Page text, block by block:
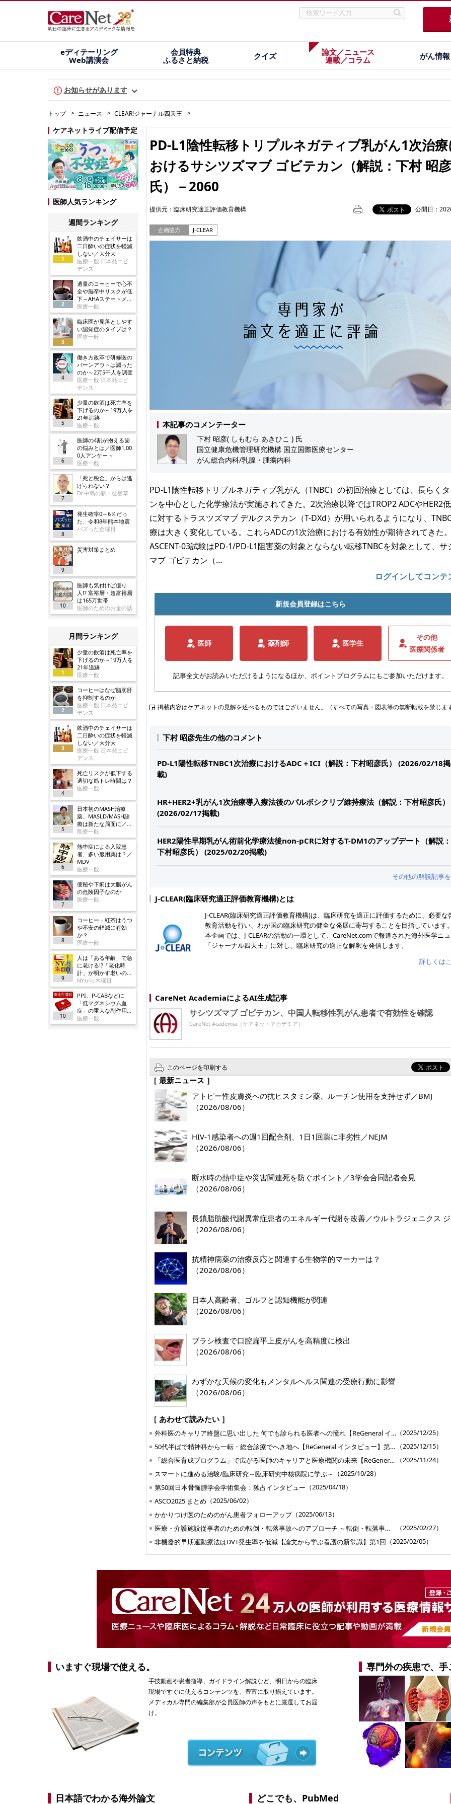
eディテーリング
Web講演会
会員特典
ふるさと納税
クイズ
論文／ニュース
連載／コラム
がん情報
お知らせがあります
トップ ニュース CLEAR!ジャーナル四天王
ケアネットライブ配信予定
医師人気ランキング
週間ランキング
1
飲酒中のチェイサーは
二日酔いの症状を軽減
しない／大分大
医療一般 日本発エビ
デンス
2
適量のコーヒーで心不
全や脳卒中リスクが低
下～AHAステートメン
ト
医療一般
3
臨床医が見落としやす
い認知症のタイプは？
医療一般
4
働き方改革で研修医の
バーンアウトは減った
のか～2万5千人を調査
医療一般 日本発エビ
デンス
5
少量の飲酒は死亡率を
下げるのか～19万人を
21年追跡
医療一般
6
医師の4割が抱える歯
の悩みとは／医師1,00
0人アンケート
医療一般
7
「死と税金」からは逃
げられない？
Dr.中島の新・徒然草
8
発生確率0～6％だっ
た、令和8年熊本地震
バズった金曜日
9
災害対策まとめ
10
医師も気付けば億り
人!? 富裕層・超富裕層
は165万世帯
医師のためのお金の話
月間ランキング
1
少量の飲酒は死亡率を
下げるのか～19万人を
21年追跡
医療一般
2
コーヒーはなぜ脂肪肝
を抑制するのか
医療一般 日本発エビ
デンス
3
飲酒中のチェイサーは
二日酔いの症状を軽減
しない／大分大
医療一般 日本発エビ
デンス
4
死亡リスクが低下する
適切な筋トレ時間は？
医療一般
5
日本初のMASH治療
薬、MASLD/MASH診
療は新たな局面に／ノ
ボ
医療一般
6
熱中症による入院患
者、多い服用薬は？／
MDV
医療一般
7
便秘や下痢は大腸がん
の危険因子なのか
医療一般
8
コーヒー・紅茶はうつ
や不安の軽減に有効
か？
医療一般
9
人は「ある年齢」で急
に老ける!?「老化時
計」が明かす老いの正
体
NYから木曜日
10
PPI、P-CABなどに
「低マグネシウム血
症」の重大な副作用追
加／厚労省
医療一般
PD-L1陰性転移トリプルネガティブ乳がん1次治療
おけるサシツズマブ ゴビテカン（解説：下村 昭彦
氏）－2060
提供元： 臨床研究適正評価教育機構 公開日：
企画協力 J-CLEAR
本記事のコメンテーター
下村 昭彦( しもむら あきひこ ) 氏
国立健康危機管理研究機構 国立国際医療センター
がん総合内科/乳腺・腫瘍内科
PD-L1陰性転移トリプルネガティブ乳がん（TNBC）の初回治療としては、長らく
ンを中心とした化学療法が実施されてきた。2次治療以降ではTROP2 ADCやHER2
に対するトラスツズマブ デルクステカン（T-DXd）が用いられるようになり、
療は大きく変化している。これらADCの1次治療における有効性が期待されてきた。
ASCENT-03試験はPD-1/PD-L1阻害薬の対象とならない転移TNBCを対象として、サ
マブ ゴビテカン（…
ログインしてコンテ
新規会員登録はこちら
医師 薬剤師 医学生
その他
医療関係者
記事全文がお読みいただけるようになるほか、ポイントプログラムにもご参加いただけます。
掲載内容はケアネットの見解を述べるものではございません。（すべての写真・図表等の無断転載を禁じま
下村 昭彦先生の他のコメント
PD-L1陽性転移TNBC1次治療におけるADC＋ICI（解説：下村昭彦氏） (2026/02/18掲
載)
HR+HER2+乳がん1次治療導入療法後のパルボシクリブ維持療法（解説：下村昭彦氏）
(2026/02/17掲載)
HER2陽性早期乳がん術前化学療法後non-pCRに対するT-DM1のアップデート（解説：
下村昭彦氏） (2025/02/20掲載)
その他の解説記事
J-CLEAR(臨床研究適正評価教育機構)とは
J-CLEAR(臨床研究適正評価教育機構)は、臨床研究を適正に評価するために、必要な
教育活動を行い、わが国の臨床研究の健全な発展に寄与することを目指しています。
本企画では、J-CLEARの活動の一環として、CareNet.comで報道された海外医学ニ
「ジャーナル四天王」に対し、臨床研究の適正な解釈を発信します。
詳しくは
CareNet AcademiaによるAI生成記事
サシツズマブ ゴビテカン、中国人転移性乳がん患者で有効性を確認
CareNet Academia（ケアネットアカデミア）
このページを印刷する
［ 最新ニュース ］
アトピー性皮膚炎への抗ヒスタミン薬、ルーチン使用を支持せず／BMJ
（2026/08/06）
HIV-1感染者への週1回配合剤、1日1回薬に非劣性／NEJM
（2026/08/06）
断水時の熱中症や災害関連死を防ぐポイント／3学会合同記者会見
（2026/08/06）
（2026/08/06）
抗精神病薬の治療反応と関連する生物学的マーカーは？
（2026/08/06）
日本人高齢者、ゴルフと認知機能が関連
（2026/08/06）
ブラシ検査で口腔扁平上皮がんを高精度に検出
（2026/08/06）
わずかな天候の変化もメンタルヘルス関連の受療行動に影響
（2026/08/06）
［ あわせて読みたい ］
外科医のキャリア終盤に思い出した 何でも診られる医者への憧れ【ReGeneral インタビュー】第3回 （2025/12/25）
50代半ばで精神科から一転・総合診療でへき地へ【ReGeneral インタビュー】第2回 （2025/12/15）
「総合医育成プログラム」で広がる医師のキャリアと医療機関の未来【ReGeneral インタビュー】第1回
（2025/11/24）
スマートに進める治験/臨床研究～臨床研究中核病院に学ぶ～ （2025/10/28）
第50回日本骨髄腫学会学術集会：独占インタビュー （2025/04/18）
ASCO2025 まとめ （2025/06/02）
かかりつけ医のためのがん患者フォローアップ （2025/06/13）
医療・介護施設従事者のための転倒・転落事故へのアプローチ ～転倒・転落事故のメカニズム、予防、事故後フォローのすべて～
（2025/02/27）
非機器的早期運動療法はDVT発生率を低減【論文から学ぶ看護の新常識】第1回 （2025/02/05）
いますぐ現場で使える。
手技動画や患者指導、ガイドライン解説など、明日からの臨床
現場ですぐに使えるコンテンツを、豊富に取り揃えています。
メディカル専門の編集部が会員医師の声をもとに厳選してお届
け。
専門外の疾患で、手
日本語でわかる海外論文 どこでも、PubMed